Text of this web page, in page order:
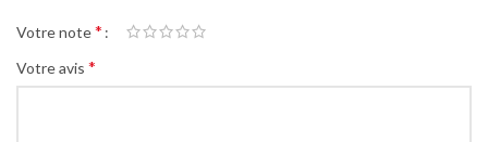
Votre note*
Votre avis *